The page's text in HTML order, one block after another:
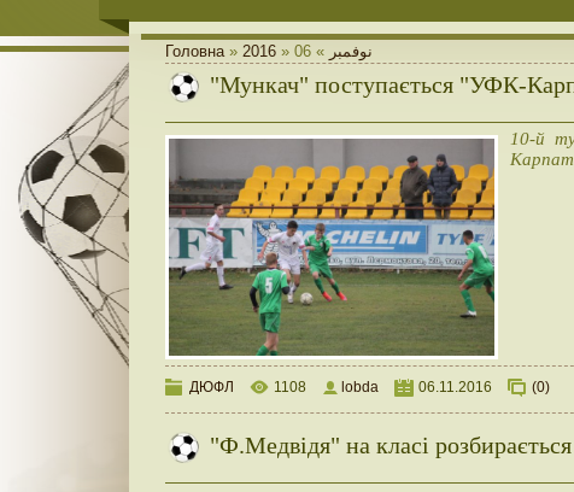
Головна» 2016 » نوفمبر »
06
"Мункач" поступається "УФК-
10-й
ДЮФЛ 1108 lobda 06.11.2016 (0)
"Ф.Медвідя" на класі